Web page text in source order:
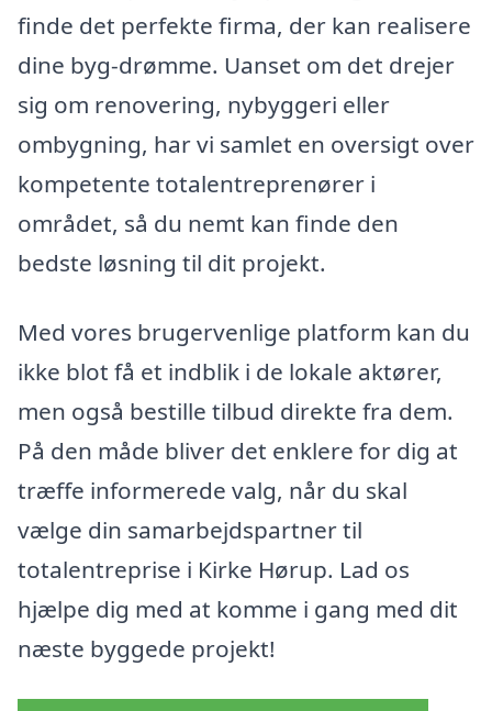
finde det perfekte firma, der kan realisere
dine byg-drømme. Uanset om det drejer
sig om renovering, nybyggeri eller
ombygning, har vi samlet en oversigt over
kompetente totalentreprenører i
området, så du nemt kan finde den
bedste løsning til dit projekt.
Med vores brugervenlige platform kan du
ikke blot få et indblik i de lokale aktører,
men også bestille tilbud direkte fra dem.
På den måde bliver det enklere for dig at
træffe informerede valg, når du skal
vælge din samarbejdspartner til
totalentreprise i Kirke Hørup. Lad os
hjælpe dig med at komme i gang med dit
næste byggede projekt!